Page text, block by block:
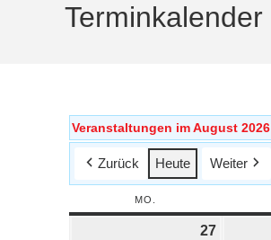
Terminkalender
Veranstaltungen im August 2026
Zurück Heute Weiter
MO.
27